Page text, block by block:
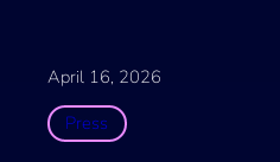
April 16, 2026
Press